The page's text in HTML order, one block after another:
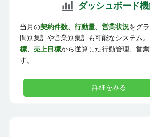
ダッシュボード
当月の契約件数、行動量、営業状況をグ
間別集計や営業別集計も可能なシステム。
標、売上目標から逆算した行動管理、営
す。
詳細をみる